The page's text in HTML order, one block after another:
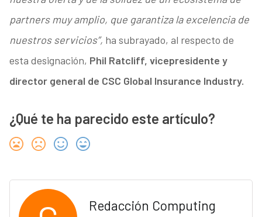
partners muy amplio, que garantiza la excelencia de
nuestros servicios”, ha subrayado, al respecto de
esta designación, Phil Ratcliff, vicepresidente y
director general de CSC Global Insurance Industry.
¿Qué te ha parecido este artículo?
Redacción Computing